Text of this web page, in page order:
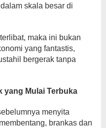
skala besar di
maka ini bukan
yang fantastis,
bergerak tanpa
yang Mulai Terbuka
menyita
brankas dan